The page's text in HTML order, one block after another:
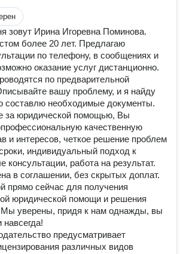
зовут Ирина Игоревна Поминова.
более 20 лет. Предлагаю
по телефону, в сообщениях и
оказание услуг дистанционно.
по предварительной
вашу проблему, и я найду
составлю необходимые документы.
за юридической помощью, Вы
качественную
и интересов, четкое решение проблем
индивидуальный подход к
консультации, работа на результат.
в соглашении, без скрытых доплат.
прямо сейчас для получения
юридической помощи и решения
уверены, придя к нам однажды, вы
навсегда!
предусматривает
различных видов